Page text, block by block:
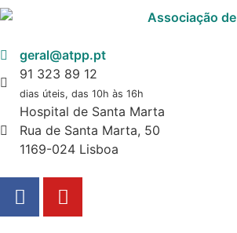
geral@atpp.pt
91 323 89 12
dias úteis, das 10h às 16h
Hospital de Santa Marta
Rua de Santa Marta, 50
1169-024 Lisboa